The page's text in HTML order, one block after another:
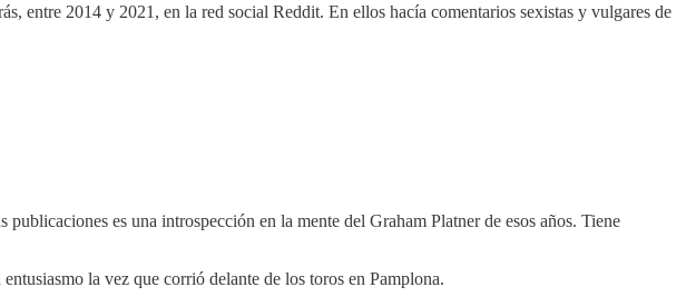
entre 2014 y 2021, en la red social Reddit. En ellos hacía comentarios sexistas y vulgares de
es una introspección en la mente del Graham Platner de esos años. Tiene
la vez que corrió delante de los toros en Pamplona.